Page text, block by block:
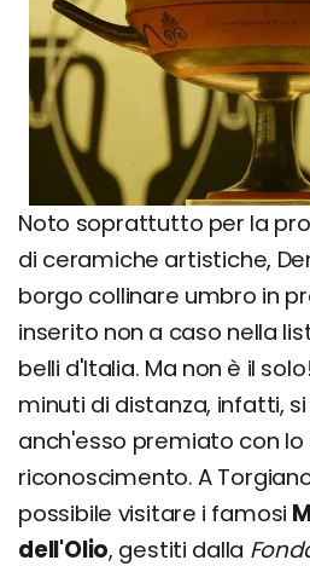
Noto soprattutto per la
di ceramiche artistiche,
borgo collinare umbro in
inserito non a caso nella
belli d'Italia. Ma non è il
minuti di distanza, infatti,
anch'esso premiato con
riconoscimento. A
possibile visitare i famosi
dell'Olio, gestiti dalla